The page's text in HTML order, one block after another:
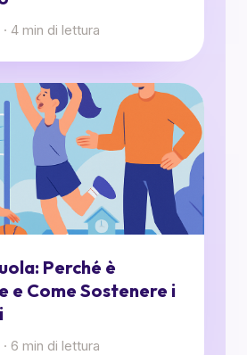
· 4 min di lettura
Perché è
e Come Sostenere i
· 6 min di lettura